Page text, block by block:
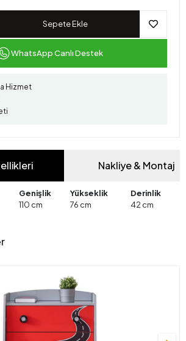
Sepete Ekle
WhatsApp Canlı Destek
Hizmet
Nakliye & Montaj
Genişlik Yükseklik
Derinlik
110 cm 76 cm 42 cm